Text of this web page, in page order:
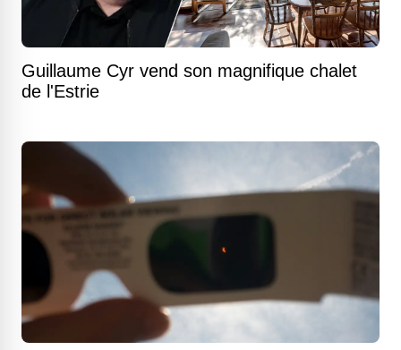
Guillaume Cyr vend son magnifique chalet
de l'Estrie